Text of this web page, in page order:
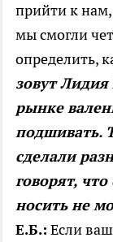
прийти к нам,
мы смогли
определить,
зовут
рынке
подшивать.
сделали
говорят,
носить не
Е.Б.: Если